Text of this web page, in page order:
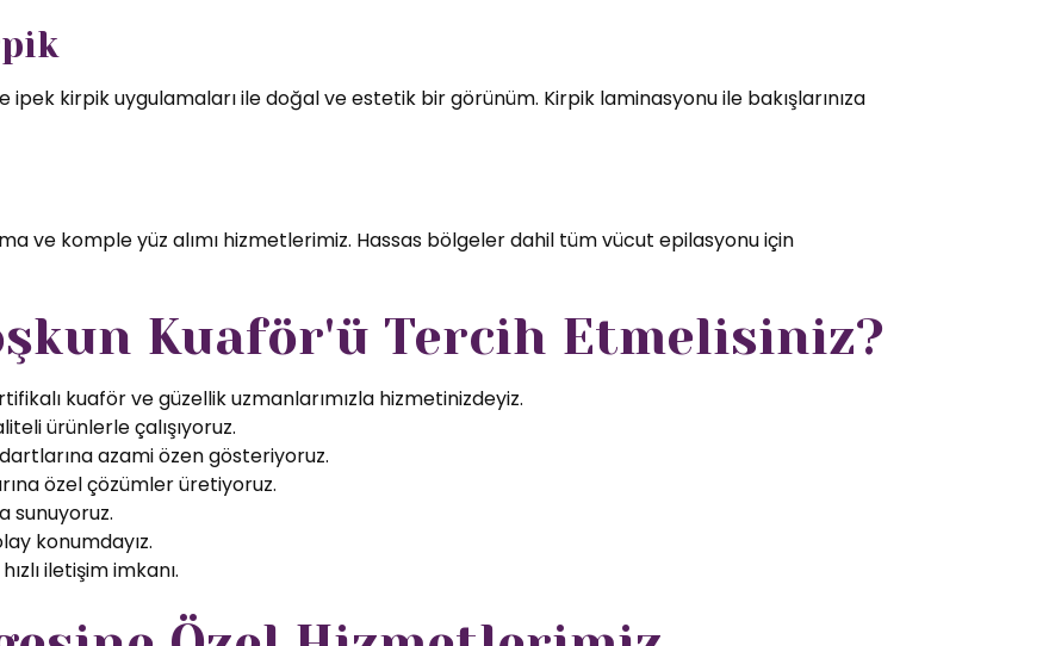
ipek kirpik uygulamaları ile doğal ve estetik bir görünüm. Kirpik laminasyonu ile bakışlarınıza
ve komple yüz alımı hizmetlerimiz. Hassas bölgeler dahil tüm vücut epilasyonu için
Kuaför'ü Tercih Etmelisiniz?
kuaför ve güzellik uzmanlarımızla hizmetinizdeyiz.
ürünlerle çalışıyoruz.
azami özen gösteriyoruz.
özel çözümler üretiyoruz.
sunuyoruz.
konumdayız.
iletişim imkanı.